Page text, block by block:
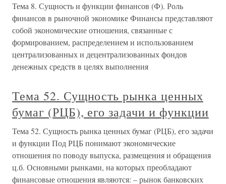
Тема 8. Сущность и функции финансов (Ф). Роль
финансов в рыночной экономике Финансы представляют
собой экономические отношения, связанные с
формированием, распределением и использованием
централизованных и децентрализованных фондов
денежных средств в целях выполнения
Тема 52. Сущность рынка ценных
бумаг (РЦБ), его задачи и функции
Тема 52. Сущность рынка ценных бумаг (РЦБ), его задачи
и функции Под РЦБ понимают экономические
отношения по поводу выпуска, размещения и обращения
ц.б. Основными рынками, на которых преобладают
финансовые отношения являются: – рынок банковских